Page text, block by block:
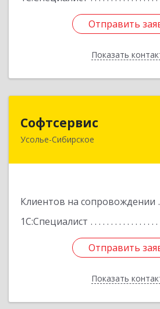
Отправить
Показать
Отправить
Назад
Софтсервис
Усолье-Сибирское
Клиентов на сопровождении
1С:Специалист
Отправить
Показать
665451, Иркутская обл,
Отправить
Назад